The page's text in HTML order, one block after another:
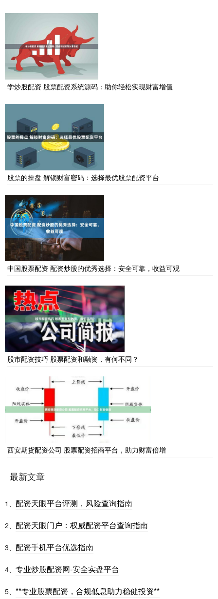
学炒股配资 股票配资系统源码：助你轻松实现财富增值
股票的操盘 解锁财富密码：选择最优股票配资平台
中国股票配资 配资炒股的优秀选择：安全可靠，收益可观
股市配资技巧 股票配资和融资，有何不同？
西安期货配资公司 股票配资招商平台，助力财富倍增
最新文章
1、 配资天眼平台评测，风险查询指南
2、 配资天眼门户：权威配资平台查询指南
3、 配资手机平台优选指南
4、 专业炒股配资网-安全实盘平台
5、 **专业股票配资，合规低息助力稳健投资**